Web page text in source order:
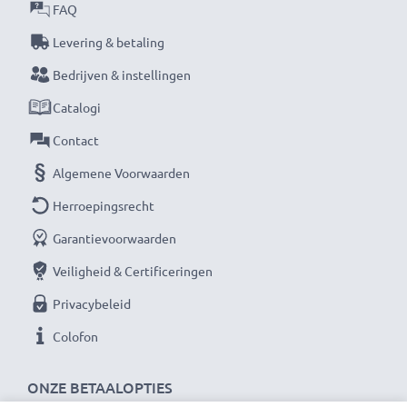
Kabel Materiaal
Connector materiaal
★ 3 jaar garantie ★
Als internationale speciaalzaak sinds 2004 weten wij,
waar het bij hoogwaardige producten om draait.
Daarom verlenen wij een garantie van 36 maanden!
ONZE BETAALOPTIES
FAQ
Levering & betaling
Bedrijven & instellingen
Catalogi
Contact
Algemene Voorwaarden
Herroepingsrecht
Garantievoorwaarden
Veiligheid & Certificeringen
Privacybeleid
Colofon